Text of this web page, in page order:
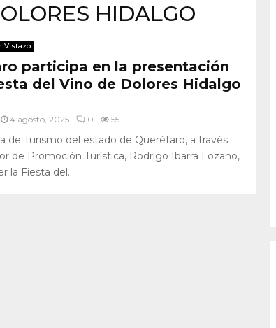
HIDALGO
Vistazo
participa en la presentación
del Vino de Dolores Hidalgo
4 agosto, 2025 0 55
de Turismo del estado de Querétaro, a través
de Promoción Turística, Rodrigo Ibarra Lozano,
la Fiesta del...